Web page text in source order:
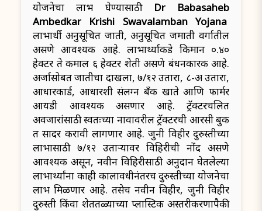
योजनेचा लाभ घेण्यासाठी Dr Babasaheb
Ambedkar Krishi Swavalamban Yojana
लाभार्थी अनुसूचित जाती, अनुसूचित जमाती प्रवर्गातील
असणे आवश्यक आहे. लाभार्थ्याकडे किमान ०.४०
हेक्टर ते कमाल ६ हेक्टर शेती असणे बंधनकारक आहे.
अर्जासोबत जातीचा दाखला, ७/१२ उतारा, ८-अ उतारा,
आधारकार्ड, आधारशी संलग्न बँक खाते आणि फार्मर
आयडी आवश्यक असणार आहे. ट्रॅक्टरचलित
अवजारांसाठी स्वतःच्या नावावरील ट्रॅक्टरची आरसी बुक
प्रत सादर करावी लागणार आहे. जुनी विहीर दुरुस्तीच्या
लाभासाठी ७/१२ उताऱ्यावर विहिरीची नोंद असणे
आवश्यक असून, नवीन विहिरीसाठी अनुदान घेतलेल्या
लाभार्थ्यांना काही कालावधीनंतरच दुरुस्तीच्या योजनेचा
लाभ मिळणार आहे. तसेच नवीन विहीर, जुनी विहीर
दुरुस्ती किंवा शेततळ्याच्या प्लास्टिक अस्तरीकरणापैकी